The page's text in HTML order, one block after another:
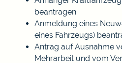
beantragen
Anmeldung eines
eines Fahrzeugs)
Antrag auf Ausnahme
Mehrarbeit und vom